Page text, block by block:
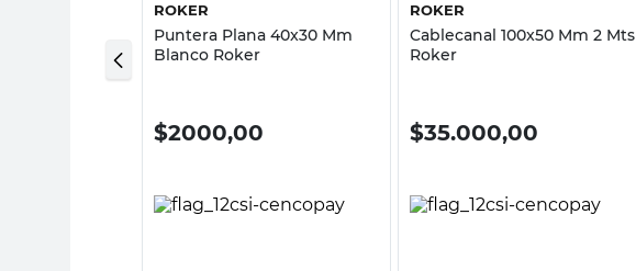
ROKER
Puntera Plana 40x30 Mm
Blanco Roker
$2000,00
ROKER
Cablecanal 100x50 Mm 2 Mts
Roker
$35.000,00